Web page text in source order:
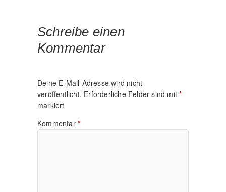
Schreibe einen
Kommentar
Deine E-Mail-Adresse wird nicht
veröffentlicht. Erforderliche Felder sind mit*
markiert
Kommentar *